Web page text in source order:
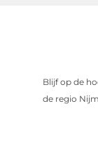
Blijf op de
de regio